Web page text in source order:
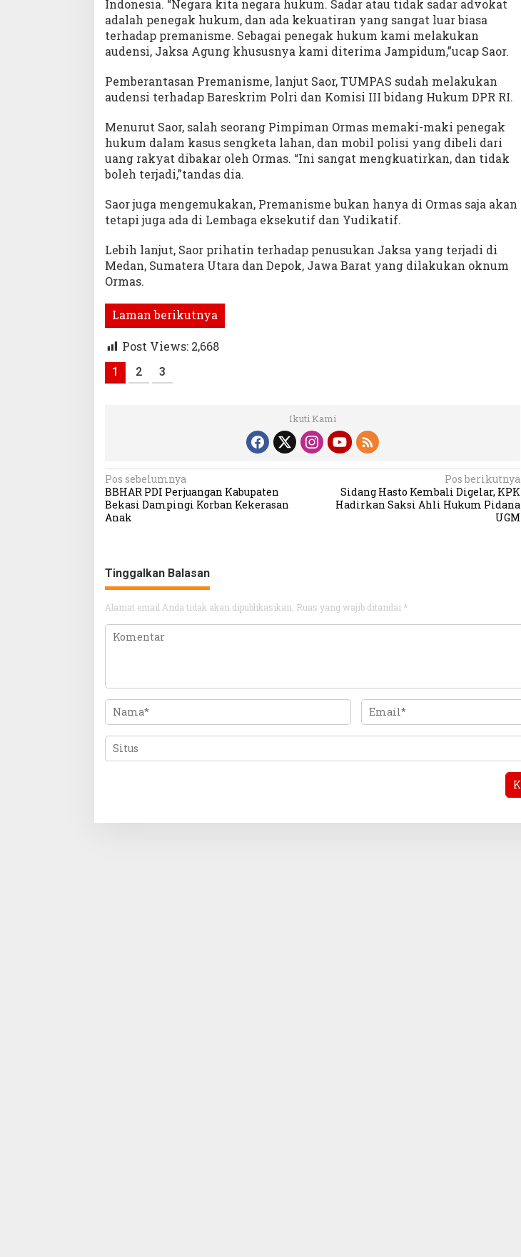
Indonesia. “Negara kita negara hukum. Sadar atau tidak sadar advokat
adalah penegak hukum, dan ada kekuatiran yang sangat luar biasa
terhadap premanisme. Sebagai penegak hukum kami melakukan
audensi, Jaksa Agung khususnya kami diterima Jampidum,”ucap Saor.
Pemberantasan Premanisme, lanjut Saor, TUMPAS sudah melakukan
audensi terhadap Bareskrim Polri dan Komisi III bidang Hukum DPR RI.
Menurut Saor, salah seorang Pimpiman Ormas memaki-maki penegak
hukum dalam kasus sengketa lahan, dan mobil polisi yang dibeli dari
uang rakyat dibakar oleh Ormas. “Ini sangat mengkuatirkan, dan tidak
boleh terjadi,”tandas dia.
Saor juga mengemukakan, Premanisme bukan hanya di Ormas saja akan
tetapi juga ada di Lembaga eksekutif dan Yudikatif.
Lebih lanjut, Saor prihatin terhadap penusukan Jaksa yang terjadi di
Medan, Sumatera Utara dan Depok, Jawa Barat yang dilakukan oknum
Ormas.
Laman berikutnya
Post Views: 2,668
1 2 3
Ikuti Kami
Navigasi
pos
Pos sebelumnya
BBHAR PDI Perjuangan Kabupaten
Bekasi Dampingi Korban Kekerasan
Anak
Pos berikutnya
Sidang Hasto Kembali Digelar, KPK
Hadirkan Saksi Ahli Hukum Pidana
UGM
Tinggalkan Balasan
Alamat email Anda tidak akan dipublikasikan. Ruas yang wajib ditandai *